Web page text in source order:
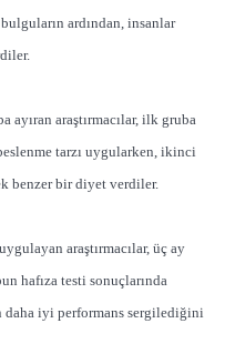
ardından, insanlar
ayıran araştırmacılar, ilk gruba
tarzı uygularken, ikinci
benzer bir diyet verdiler.
araştırmacılar, üç ay
hafıza testi sonuçlarında
iyi performans sergilediğini